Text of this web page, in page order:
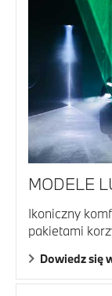
MODELE
Ikoniczny
pakietami
Dowiedz się